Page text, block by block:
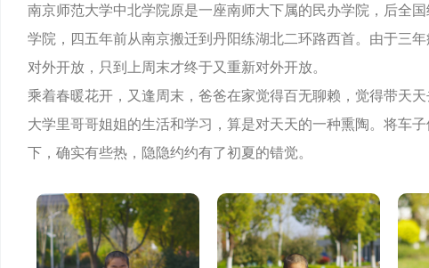
南京师范大学中北学院原是一座南师大下属的民办学院，后全
学院，四五年前从南京搬迁到丹阳练湖北二环路西首。由于三
对外开放，只到上周末才终于又重新对外开放。
乘着春暖花开，又逢周末，爸爸在家觉得百无聊赖，觉得带天
大学里哥哥姐姐的生活和学习，算是对天天的一种熏陶。将车
下，确实有些热，隐隐约约有了初夏的错觉。